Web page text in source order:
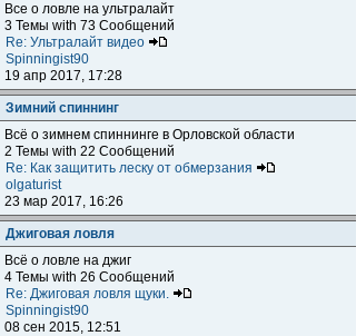
Все о ловле на ультралайт
3 Темы with 73 Сообщений
Re: Ультралайт видео
Spinningist90
19 апр 2017, 17:28
Зимний спиннинг
Всё о зимнем спиннинге в Орловской области
2 Темы with 22 Сообщений
Re: Как защитить леску от обмерзания
olgaturist
23 мар 2017, 16:26
Джиговая ловля
Всё о ловле на джиг
4 Темы with 26 Сообщений
Re: Джиговая ловля щуки.
Spinningist90
08 сен 2015, 12:51